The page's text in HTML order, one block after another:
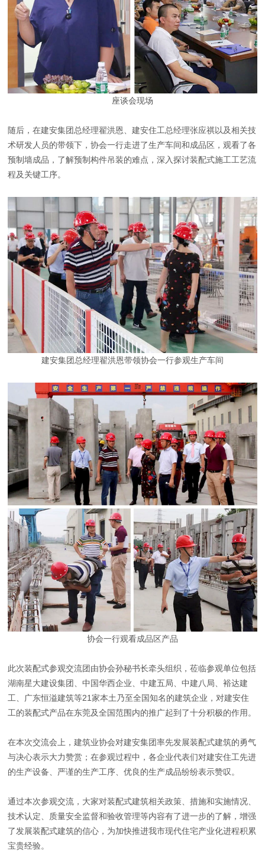
座谈会现场
随后，在建安集团总经理翟洪恩、建安住工总经理张应祺以及相关技
术研发人员的带领下，协会一行走进了生产车间和成品区，观看了各
预制墙成品，了解预制构件吊装的难点，深入探讨装配式施工工艺流
程及关键工序。
建安集团总经理翟洪恩带领协会一行参观生产车间
协会一行观看成品区产品
此次装配式参观交流团由协会孙秘书长牵头组织，莅临参观单位包括
湖南星大建设集团、中国华西企业、中建五局、中建八局、裕达建
工、广东恒溢建筑等21家本土乃至全国知名的建筑企业，对建安住
工的装配式产品在东莞及全国范围内的推广起到了十分积极的作用。
在本次交流会上，建筑业协会对建安集团率先发展装配式建筑的勇气
与决心表示大力赞赏；在参观过程中，各企业代表们对建安住工先进
的生产设备、严谨的生产工序、优良的生产成品纷纷表示赞叹。
通过本次参观交流，大家对装配式建筑相关政策、措施和实施情况、
技术认定、质量安全监督和验收管理等内容有了进一步的了解，增强
了发展装配式建筑的信心，为加快推进我市现代住宅产业化进程积累
宝贵经验。